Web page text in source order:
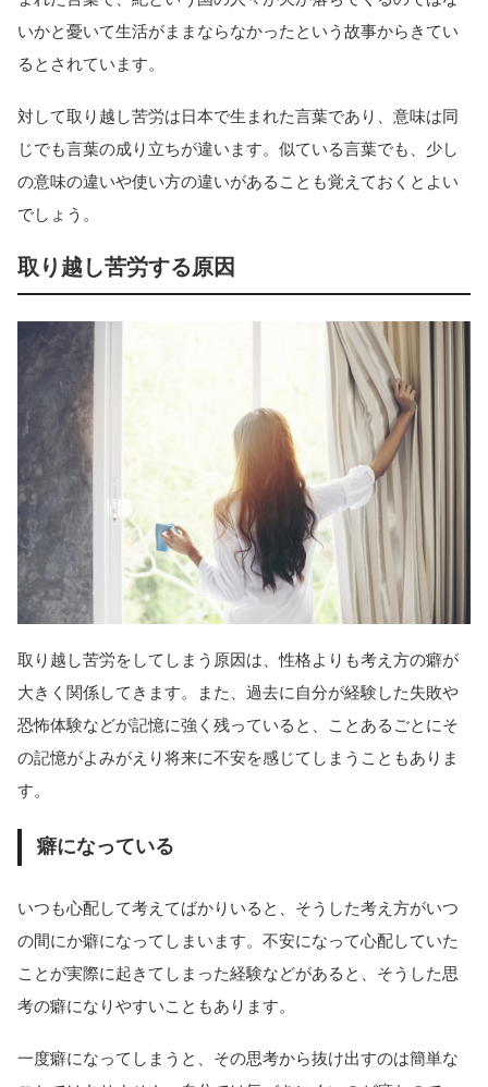
いかと憂いて生活がままならなかったという故事からきてい
るとされています。
対して取り越し苦労は日本で生まれた言葉であり、意味は同
じでも言葉の成り立ちが違います。似ている言葉でも、少し
の意味の違いや使い方の違いがあることも覚えておくとよい
でしょう。
取り越し苦労する原因
取り越し苦労をしてしまう原因は、性格よりも考え方の癖が
大きく関係してきます。また、過去に自分が経験した失敗や
恐怖体験などが記憶に強く残っていると、ことあるごとにそ
の記憶がよみがえり将来に不安を感じてしまうこともありま
す。
癖になっている
いつも心配して考えてばかりいると、そうした考え方がいつ
の間にか癖になってしまいます。不安になって心配していた
ことが実際に起きてしまった経験などがあると、そうした思
考の癖になりやすいこともあります。
一度癖になってしまうと、その思考から抜け出すのは簡単な